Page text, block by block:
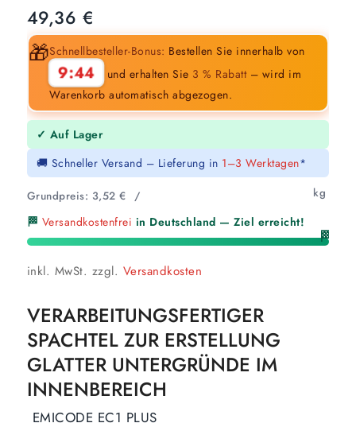
49,36 €
🎁Schnellbesteller-Bonus: Bestellen Sie innerhalb von
9:43 und erhalten Sie 3 % Rabatt– wird im
Warenkorb automatisch abgezogen.
✓ Auf Lager
🚚 Schneller Versand – Lieferung in 1–3 Werktagen*
Grundpreis: 3,52€ / kg
🏁 Versandkostenfrei in Deutschland — Ziel erreicht!
🏁
inkl. MwSt. zzgl. Versandkosten
VERARBEITUNGSFERTIGER
SPACHTEL ZUR ERSTELLUNG
GLATTER UNTERGRÜNDE IM
INNENBEREICH
EMICODE EC1 PLUS